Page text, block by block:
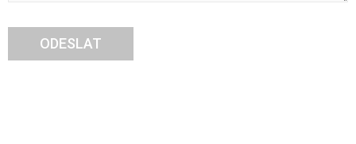
ODESLAT